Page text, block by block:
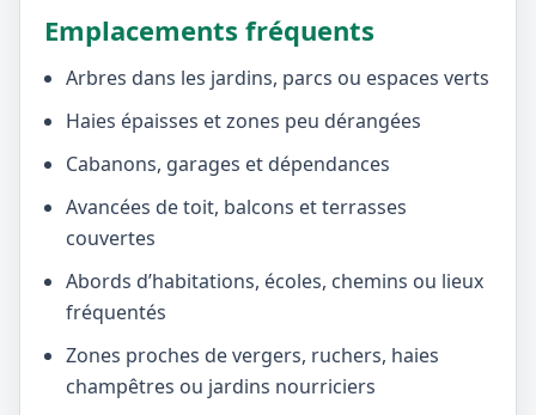
Emplacements fréquents
Arbres dans les jardins, parcs ou espaces verts
Haies épaisses et zones peu dérangées
Cabanons, garages et dépendances
Avancées de toit, balcons et terrasses
couvertes
Abords d’habitations, écoles, chemins ou lieux
fréquentés
Zones proches de vergers, ruchers, haies
champêtres ou jardins nourriciers